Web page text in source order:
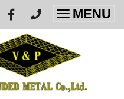
Toggle
MENU